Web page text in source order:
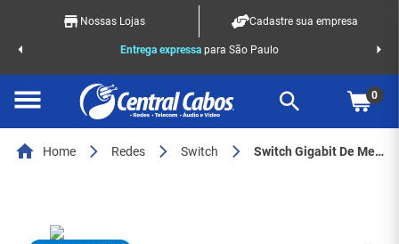
Nossas Lojas
Cadastre sua empresa
Entrega expressa para São Paulo
0
Home Redes Switch Switch Gigabit De Mesa Com 5 Portas Ls1005g 10/100/1000mbps - 6619